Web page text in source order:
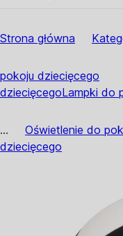
Strona główna
pokoju dziecięcego
dziecięcegoLampki do
... Oświetlenie do
dziecięcego